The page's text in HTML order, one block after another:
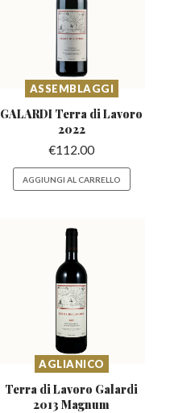
ASSEMBLAGGI
GALARDI Terra diLavoro
2022
€112.00
AGGIUNGI AL CARRELLO
AGLIANICO
Terra di Lavoro Galardi
2013 Magnum